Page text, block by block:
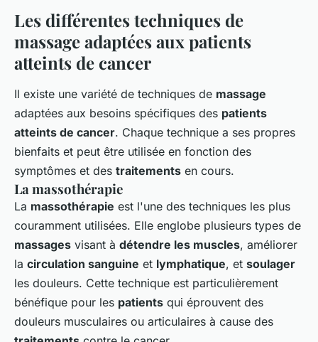
Les différentes techniques de
massage adaptées aux patients
atteints de cancer
Il existe une variété de techniques de massage
adaptées aux besoins spécifiques des patients
atteints de cancer. Chaque technique a ses propres
bienfaits et peut être utilisée en fonction des
symptômes et des traitements en cours.
La massothérapie
La massothérapie est l'une des techniques les plus
couramment utilisées. Elle englobe plusieurs types de
massages visant à détendre les muscles, améliorer
la circulation sanguine et lymphatique, et soulager
les douleurs. Cette technique est particulièrement
bénéfique pour les patients qui éprouvent des
douleurs musculaires ou articulaires à cause des